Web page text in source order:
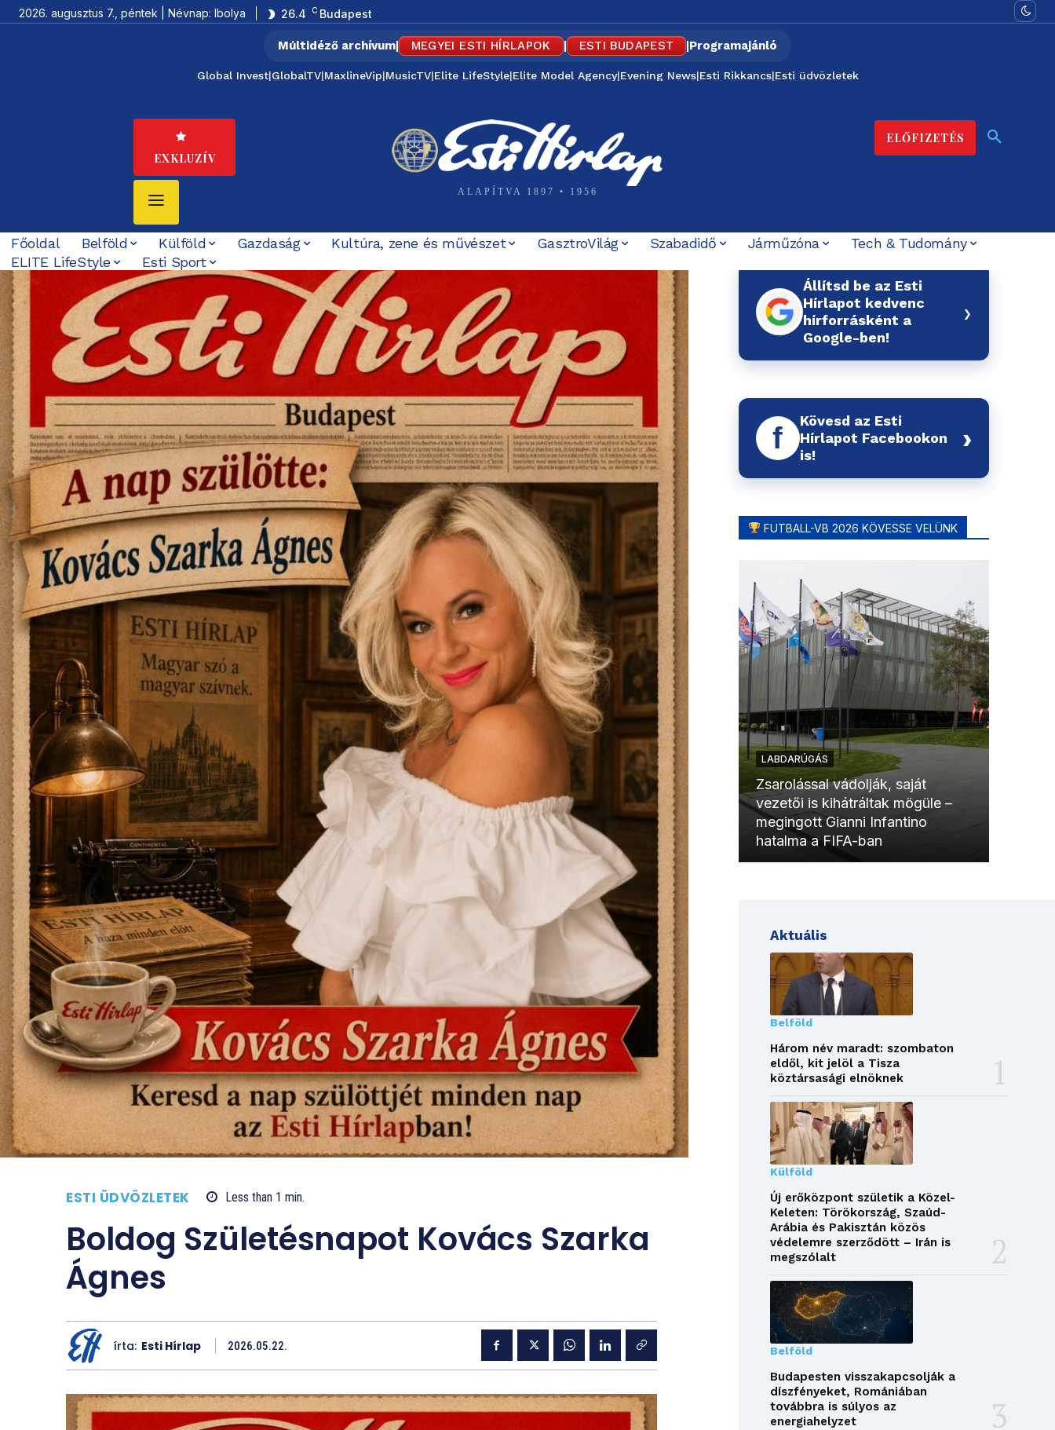
2026. augusztus 7., péntek | Névnap: Ibolya 26.4 C Budapest
Múltidéző archívum| MEGYEI ESTI HÍRLAPOK | ESTI BUDAPEST |Programajánló
Global Invest|GlobalTV|MaxlineVip|MusicTV|Elite LifeStyle|Elite Model Agency|Evening News|Esti Rikkancs|Esti üdvözletek
EXKLUZÍV
ALAPÍTVA 1897 • 1956
ELŐFIZETÉS
Főoldal Belföld Külföld Gazdaság Kultúra, zene és művészet GasztroVilág Szabadidő Járműzóna
Tech & Tudomány
ELITE LifeStyle
Esti Sport
ESTI ÜDVÖZLETEK Less than 1 min.
Boldog Születésnapot Kovács Szarka
Ágnes
írta: Esti Hírlap 2026.05.22.
Állítsd be az Esti
Hírlapot kedvenc
hírforrásként a
Google-ben!
›
f
Kövesd az Esti
Hírlapot Facebookon
is!
›
FUTBALL-VB 2026 KÖVESSE VELÜNK
LABDARÚGÁS
Zsarolással vádolják, saját
vezetői is kihátráltak mögüle –
megingott Gianni Infantino
hatalma a FIFA-ban
Aktuális
Belföld
Három név maradt: szombaton
eldől, kit jelöl a Tisza
köztársasági elnöknek
Külföld
Új erőközpont születik a Közel-
Keleten: Törökország, Szaúd-
Arábia és Pakisztán közös
védelemre szerződött – Irán is
megszólalt
Belföld
Budapesten visszakapcsolják a
díszfényeket, Romániában
továbbra is súlyos az
energiahelyzet